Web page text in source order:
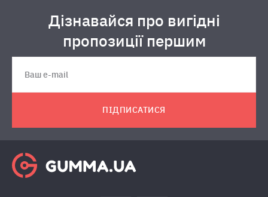
Дізнавайся про вигідні
пропозиції першим
ПІДПИСАТИСЯ